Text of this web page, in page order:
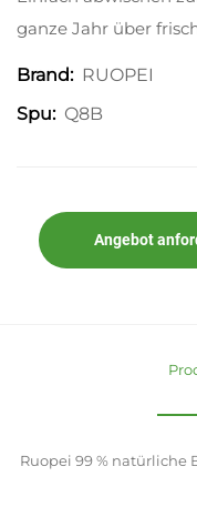
ganze Jahr über
Brand: RUOPEI
Spu: Q8B
Angebot
Ruopei 99 % natürliche